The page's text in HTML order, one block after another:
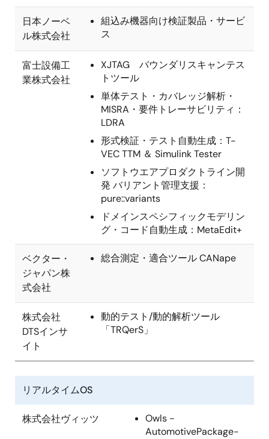
日本ノーベ
ル株式会社
組込み機器向け検証製品・サービ
ス
富士設備工
業株式会社
XJTAG バウンダリスキャンテス
トツール
単体テスト・カバレッジ解析・
MISRA・要件トレーサビリティ：
LDRA
形式検証・テスト自動生成：T-
VEC TTM ＆ Simulink Tester
ソフトウエアプロダクトライン開
発 バリアント管理支援：
pure::variants
ドメインスペシフィックモデリン
グ・コード自動生成：MetaEdit+
ベクター・
ジャパン株
式会社
総合測定・適合ツール CANape
株式会社
DTSインサ
イト
動的テスト/動的解析ツール
「TRQerS」
リアルタイムOS
株式会社ヴィッツ
Owls -
AutomotivePackage-